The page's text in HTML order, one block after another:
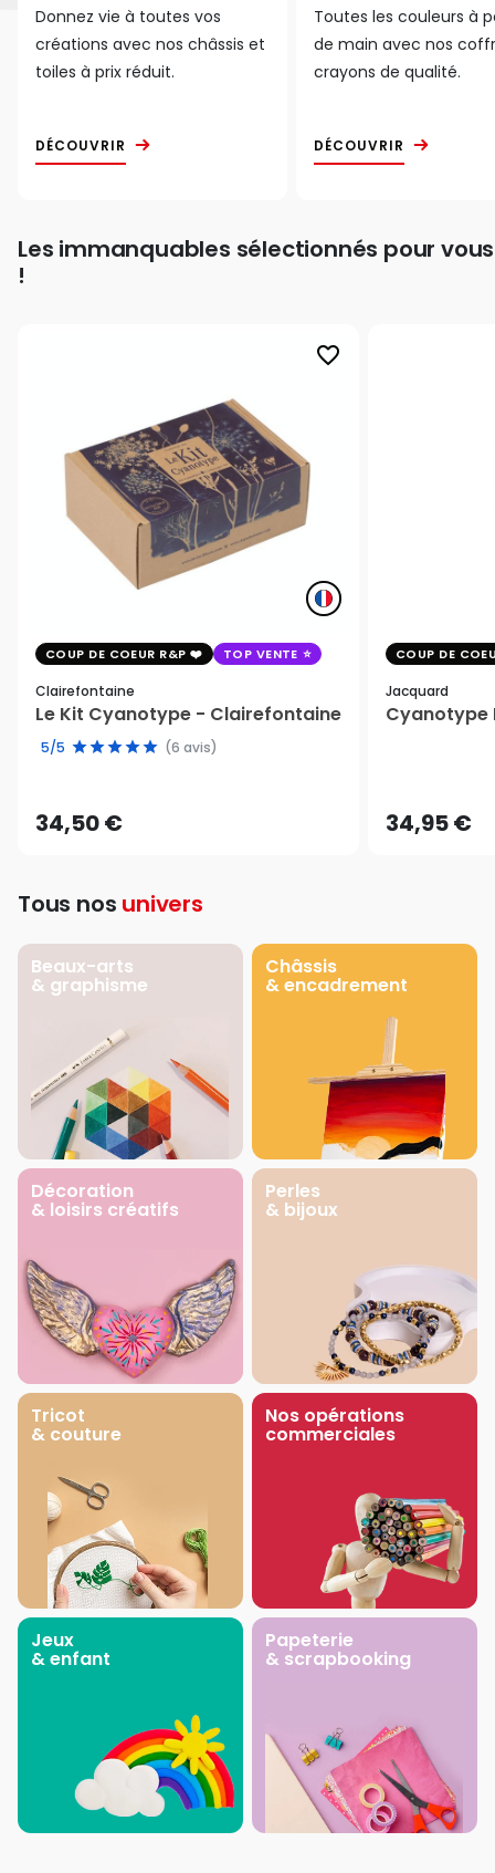
Donnez vie à toutes vos
créations avec nos châssis et
toiles à prix réduit.
DÉCOUVRIR
Toutes les couleurs à
de main avec nos
crayons de qualité.
DÉCOUVRIR
Les immanquables sélectionnés pour vous
!
favorite_border
COUP DE COEUR R&P TOP VENTE
Clairefontaine
Le Kit Cyanotype - Clairefontaine
5/5 (6 avis)
34,50 €
COUP DE
Jacquard
Cyanotype
34,95 €
Tous nos univers
Beaux-arts
& graphisme
Châssis
& encadrement
Décoration
& loisirs créatifs
Perles
& bijoux
Tricot
& couture
Nos opérations
commerciales
Jeux
& enfant
Papeterie
& scrapbooking